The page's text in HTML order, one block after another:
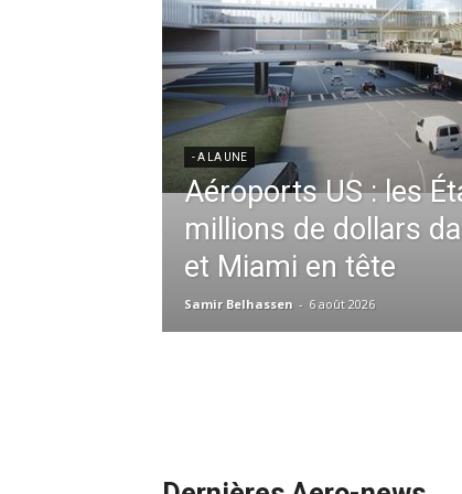
- A LA UNE
Météo aéronautique
l’anticipation
redéfinit les
Samir Belhassen - 24 juillet 2026